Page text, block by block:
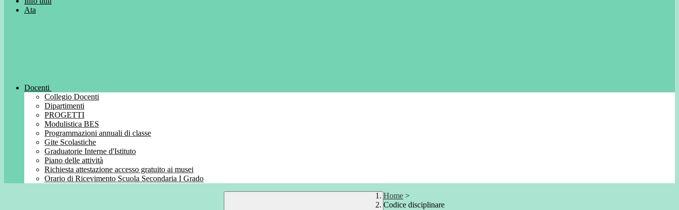
Ata
Docenti
Collegio Docenti
Dipartimenti
PROGETTI
Modulistica BES
Programmazioni annuali di classe
Gite Scolastiche
Graduatorie Interne d'Istituto
Piano delle attività
Richiesta attestazione accesso gratuito ai musei
Orario di Ricevimento Scuola Secondaria I Grado
Home >
Codice disciplinare